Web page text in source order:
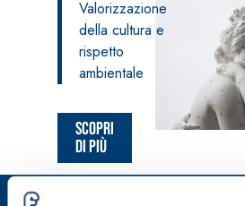
Valorizzazione
della cultura e
rispetto
ambientale
Scopri
di più